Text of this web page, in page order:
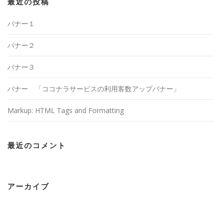
最近の投稿
バナー１
バナー２
バナー３
バナー 「ココナラサービスの利用客数アップバナー」
Markup: HTML Tags and Formatting
最近のコメント
アーカイブ